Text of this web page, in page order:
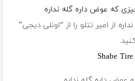
که عوض داره گله نداره
از امیر تتلو را از “اونلی دیجی”
Shabe